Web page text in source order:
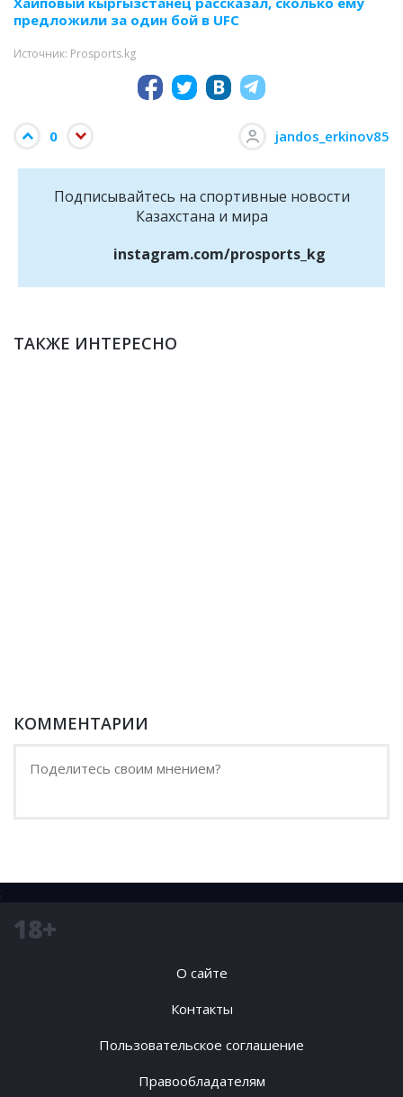
предложили за один бой в UFC
Источник: Prosports.kg
0 jandos_erkinov85
Подписывайтесь на cпортивные новости
Казахстана и мира
instagram.com/prosports_kg
ТАКЖЕ ИНТЕРЕСНО
КОММЕНТАРИИ
;
18+
О сайте
Контакты
Пользовательское соглашение
Правообладателям